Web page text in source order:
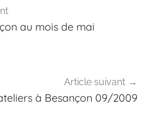
au mois de mai
Article suivant
à Besançon 09/2009